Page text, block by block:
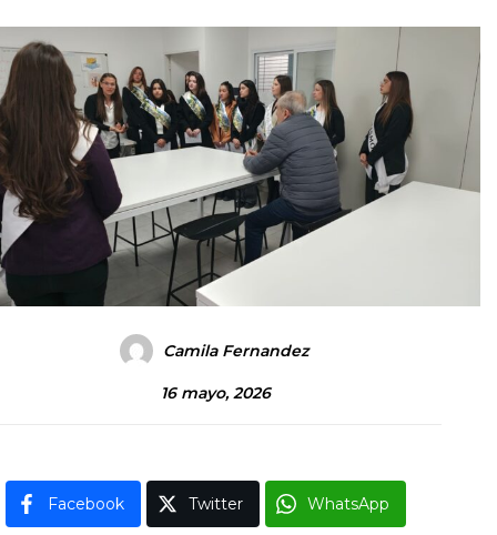
Camila Fernandez
16 mayo, 2026
Facebook Twitter WhatsApp